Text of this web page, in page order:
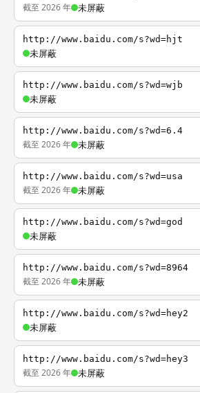
截至 2026 年 未屏蔽
http://www.baidu.com/s?wd=hjt
未屏蔽
http://www.baidu.com/s?wd=wjb
未屏蔽
http://www.baidu.com/s?wd=6.4
截至 2026 年 未屏蔽
http://www.baidu.com/s?wd=usa
截至 2026 年 未屏蔽
http://www.baidu.com/s?wd=god
未屏蔽
http://www.baidu.com/s?wd=8964
截至 2026 年 未屏蔽
http://www.baidu.com/s?wd=hey2
未屏蔽
http://www.baidu.com/s?wd=hey3
截至 2026 年 未屏蔽